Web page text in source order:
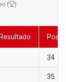
(
)
Resultado
34
35